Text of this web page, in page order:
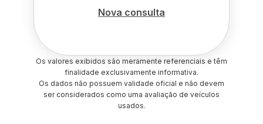
Nova consulta
Os valores exibidos são meramente referenciais e têm
finalidade exclusivamente informativa.
Os dados não possuem validade oficial e não devem
ser considerados como uma avaliação de veículos
usados.